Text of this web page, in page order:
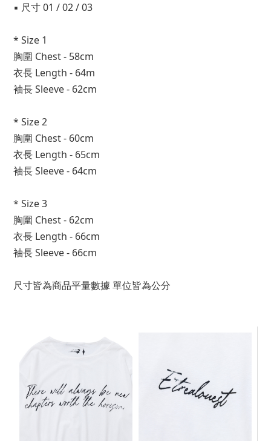
▪ 尺寸 01 / 02 / 03
* Size 1
胸圍 Chest - 58cm
衣長 Length - 64m
袖長 Sleeve - 62cm
* Size 2
胸圍 Chest - 60cm
衣長 Length - 65cm
袖長 Sleeve - 64cm
* Size 3
胸圍 Chest - 62cm
衣長 Length - 66cm
袖長 Sleeve - 66cm
尺寸皆為商品平量數據 單位皆為公分